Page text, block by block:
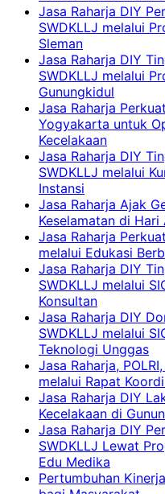
Jasa Raharja DIY
SWDKLLJ melalui
Sleman
Jasa Raharja DIY
SWDKLLJ melalui
Gunungkidul
Jasa Raharja
Yogyakarta untuk
Kecelakaan
Jasa Raharja DIY
SWDKLLJ melalui
Instansi
Jasa Raharja Ajak
Keselamatan di Hari
Jasa Raharja
melalui Edukasi
Jasa Raharja DIY
SWDKLLJ melalui
Konsultan
Jasa Raharja DIY
SWDKLLJ melalui
Teknologi Unggas
Jasa Raharja,
melalui Rapat
Jasa Raharja DIY
Kecelakaan di
Jasa Raharja DIY
SWDKLLJ Lewat
Edu Medika
Pertumbuhan